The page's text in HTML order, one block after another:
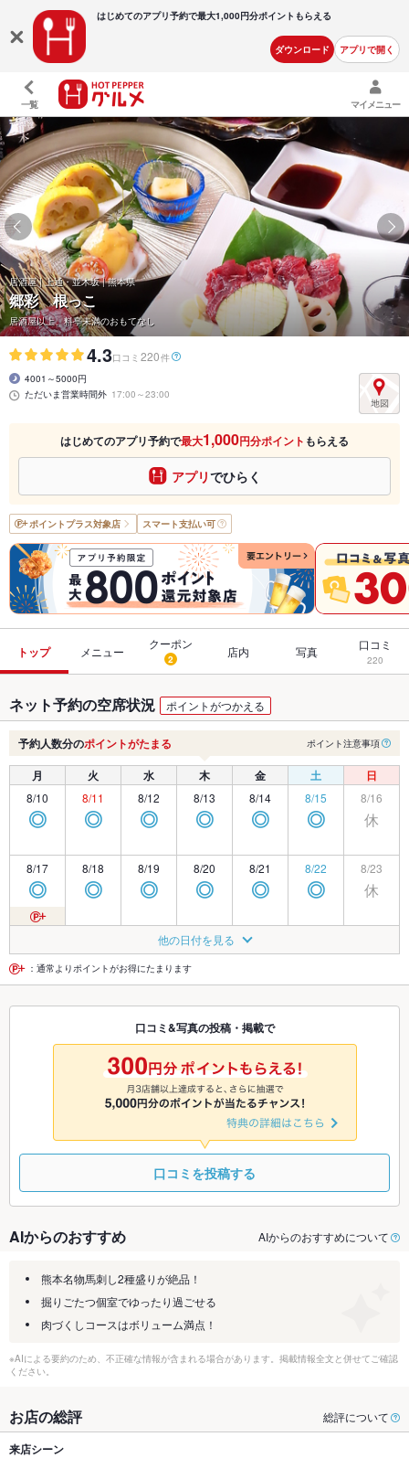
はじめてのアプリ予約で最大1,000円分ポイントもらえる
ダウンロード アプリで開く
一覧 マイメニュー
居酒屋 | 上通・並木坂 | 熊本県
郷彩 根っこ
居酒屋以上、料亭未満のおもてなし
4.3口コミ 220件
4001～5000円
ただいま営業時間外 17:00～23:00
はじめてのアプリ予約で最大1,000円分ポイント もらえる
アプリでひらく
ポイントプラス対象店 スマート支払い可
トップ メニュー
クーポン
2 店内 写真 口コミ
220
ネット予約の空席状況 ポイントがつかえる
予約人数分のポイントがたまる ポイント注意事項
月 火 水 木 金 土 日
8/10
◎
8/11
◎
8/12
◎
8/13
◎
8/14
◎
8/15
◎
8/16
休
8/17
◎
8/18
◎
8/19
◎
8/20
◎
8/21
◎
8/22
◎
8/23
休
◎ ◎
8/26
◎
8/27
◎
8/28
◎ ◎ 休
8/31 9/1 9/2
◎
9/3
◎
9/4
◎
9/5 9/6
9/9
◎
9/10
◎
9/11
◎
9/12
他の日付を見る
：通常よりポイントがお得にたまります
口コミ&写真の投稿・掲載で
口コミを投稿する
AIからのおすすめ AIからのおすすめについて
熊本名物馬刺し2種盛りが絶品！
掘りごたつ個室でゆったり過ごせる
肉づくしコースはボリューム満点！
※AIによる要約のため、不正確な情報が含まれる場合があります。掲載情報全文と併せてご確認
ください。
お店の総評 総評について
来店シーン